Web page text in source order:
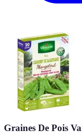
Graines De Pois